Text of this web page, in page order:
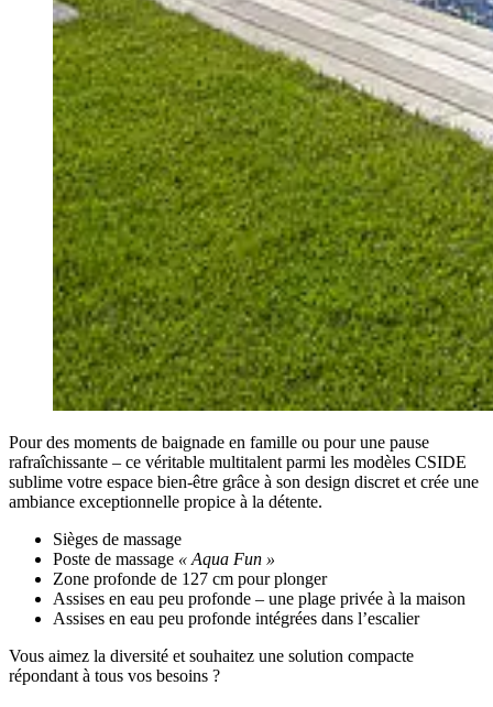
Pour des moments de baignade en famille ou pour une pause
rafraîchissante – ce véritable multitalent parmi les modèles CSIDE
sublime votre espace bien-être grâce à son design discret et crée une
ambiance exceptionnelle propice à la détente.
Sièges de massage
Poste de massage « Aqua Fun »
Zone profonde de 127 cm pour plonger
Assises en eau peu profonde – une plage privée à la maison
Assises en eau peu profonde intégrées dans l’escalier
Vous aimez la diversité et souhaitez une solution compacte
répondant à tous vos besoins ?